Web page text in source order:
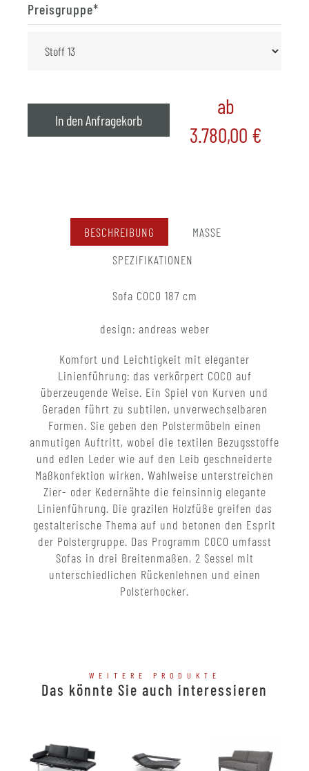
Preisgruppe*
In den Anfragekorb
ab
3.780,00 €
BESCHREIBUNG
MASSE
SPEZIFIKATIONEN
Sofa COCO 187 cm
design: andreas weber
Komfort und Leichtigkeit mit eleganter
Linienführung: das verkörpert COCO auf
überzeugende Weise. Ein Spiel von Kurven und
Geraden führt zu subtilen, unverwechselbaren
Formen. Sie geben den Polstermöbeln einen
anmutigen Auftritt, wobei die textilen Bezugsstoffe
und edlen Leder wie auf den Leib geschneiderte
Maßkonfektion wirken. Wahlweise unterstreichen
Zier- oder Kedernähte die feinsinnig elegante
Linienführung. Die grazilen Holzfüße greifen das
gestalterische Thema auf und betonen den Esprit
der Polstergruppe. Das Programm COCO umfasst
Sofas in drei Breitenmaßen, 2 Sessel mit
unterschiedlichen Rückenlehnen und einen
Polsterhocker.
WEITERE PRODUKTE
Das könnte Sie auch interessieren